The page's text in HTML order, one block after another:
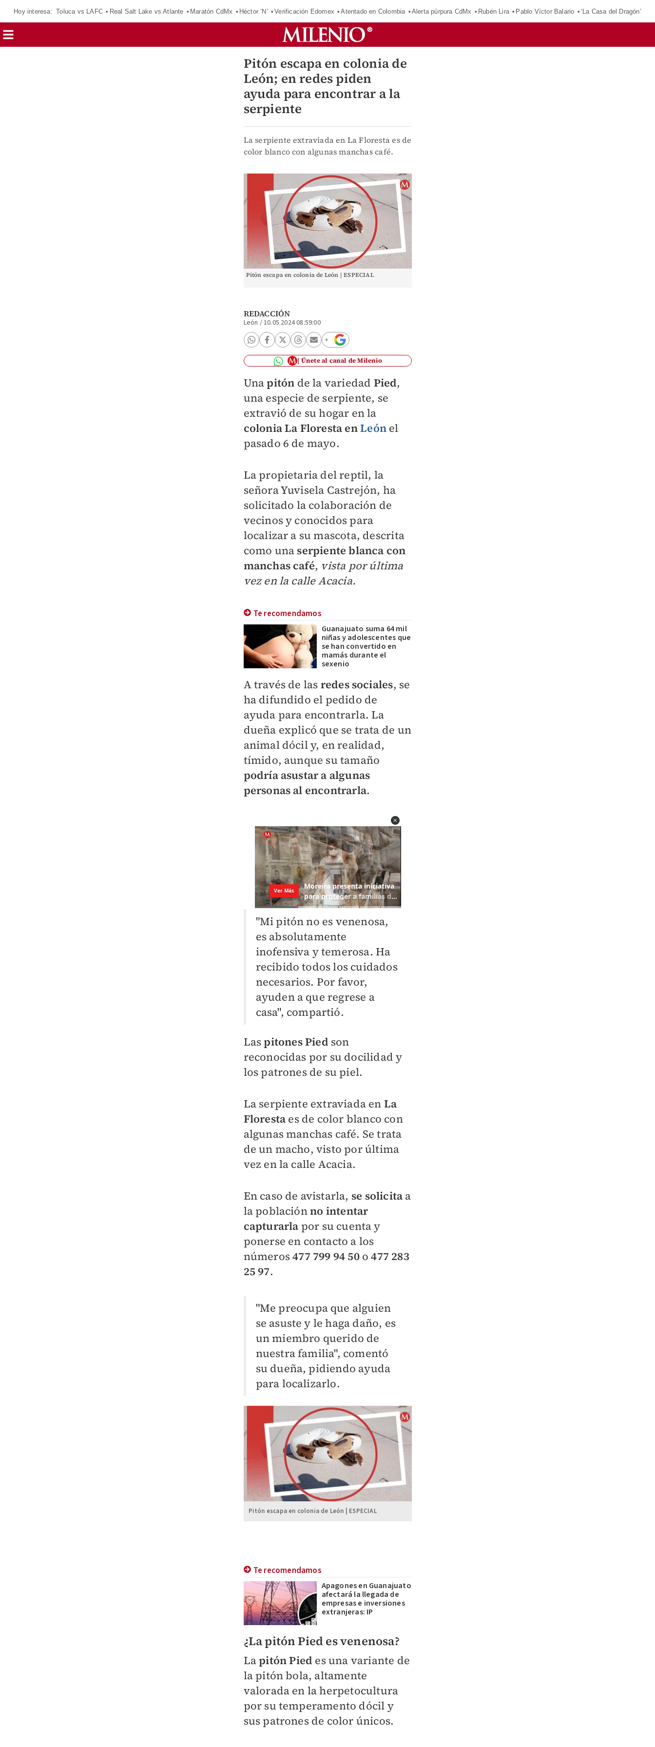
Hoy interesa: Toluca vs LAFC Real Salt Lake vs Atlante Maratón CdMx Héctor ‘N’ Verificación Edomex Atentado en Colombia Alerta púrpura CdMx Rubén Lira Pablo Víctor Balario ‘La Casa del Dragón’
Pitón escapa en colonia de
León; en redes piden
ayuda para encontrar a la
serpiente
La serpiente extraviada en La Floresta es de
color blanco con algunas manchas café.
Pitón escapa en colonia de León | ESPECIAL
REDACCIÓN
León /10.05.2024 08:59:00
Únete al canal de Milenio
Unapitón de la variedad Pied,
una especie de serpiente, se
extravió de su hogar en la
colonia La Floresta enLeónel
pasado 6 de mayo.
La propietaria del reptil, la
señora Yuvisela Castrejón, ha
solicitado la colaboración de
vecinos y conocidos para
localizar a su mascota, descrita
como una serpiente blanca con
manchas café, vista por última
vez en la calle Acacia.
Te recomendamos
Guanajuato suma 64 mil
niñas y adolescentes que
se han convertido en
mamás durante el
sexenio
A través de las redes sociales, se
ha difundido el pedido de
ayuda para encontrarla. La
dueña explicó que se trata de un
animal dócil y, en realidad,
tímido, aunque su tamaño
podría asustar a algunas
personas al encontrarla.
"Mi pitón no es venenosa,
es absolutamente
inofensiva y temerosa. Ha
recibido todos los cuidados
necesarios. Por favor,
ayuden a que regrese a
casa", compartió.
Laspitones Pied son
reconocidas por su docilidad y
los patrones de su piel.
La serpiente extraviada en La
Floresta es de color blanco con
algunas manchas café. Se trata
de un macho, visto por última
vez en la calle Acacia.
En caso de avistarla, se solicita a
la poblaciónno intentar
capturarla por su cuenta y
ponerse en contacto a los
números477 799 94 50o477 283
25 97.
"Me preocupa que alguien
se asuste y le haga daño, es
un miembro querido de
nuestra familia", comentó
su dueña, pidiendo ayuda
para localizarlo.
Pitón escapa en colonia de León | ESPECIAL
Te recomendamos
Apagones en Guanajuato
afectará la llegada de
empresas e inversiones
extranjeras: IP
¿La pitón Pied es venenosa?
Lapitón Pied es una variante de
la pitón bola, altamente
valorada en la herpetocultura
por su temperamento dócil y
sus patrones de color únicos.